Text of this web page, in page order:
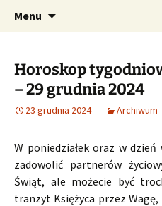
CzaroMarowy
dzienny,
tygodniowy
Profesjonalne
Menu
Horoskop
– 29 grudnia 2024
23 grudnia 2024 Archiwum
W poniedziałek oraz w
zadowolić partnerów
Świąt, ale możecie być
tranzyt Księżyca przez